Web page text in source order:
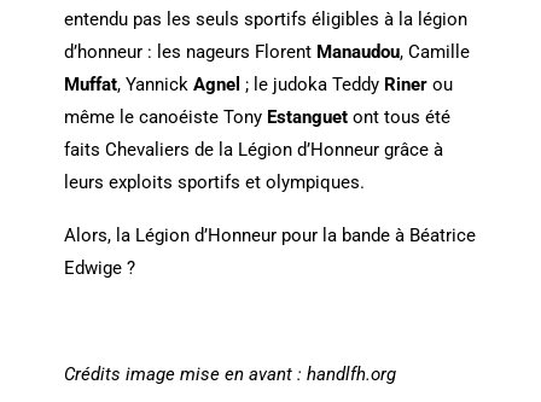
entendu pas les seuls sportifs éligibles à la légion
d’honneur : les nageurs Florent Manaudou, Camille
Muffat, Yannick Agnel ; le judoka Teddy Rinerou
même le canoéiste Tony Estanguetont tous été
faits Chevaliers de la Légion d’Honneur grâce à
leurs exploits sportifs et olympiques.
Alors, la Légion d’Honneur pour la bande à Béatrice
Edwige ?
Crédits image mise en avant : handlfh.org